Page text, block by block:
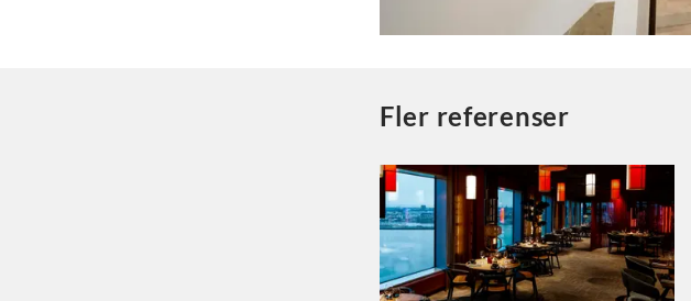
Fler referenser